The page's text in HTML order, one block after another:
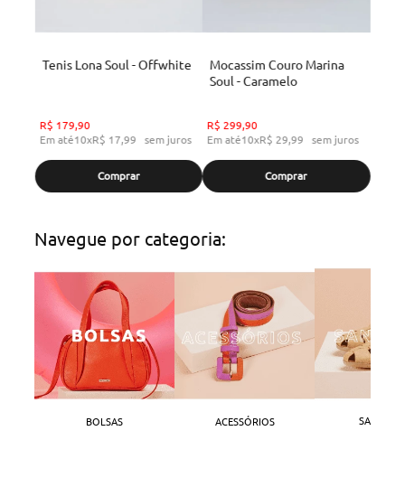
Tenis Lona Soul - Offwhite
R$ 179,90
Em até10xR$ 17,99 sem juros
Comprar
Mocassim Couro Marina
Soul - Caramelo
R$ 299,90
Em até10xR$ 29,99 sem juros
Comprar
Navegue por categoria:
BOLSAS ACESSÓRIOS